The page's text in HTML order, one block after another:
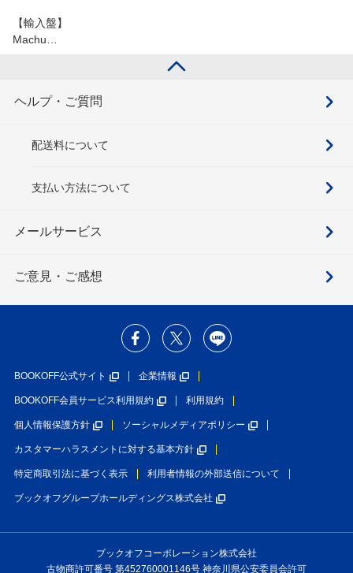
【輸入盤】
Machu…
ヘルプ・ご質問
配送料について
支払い方法について
メールサービス
ご意見・ご感想
BOOKOFF公式サイト 企業情報
BOOKOFF会員サービス利用規約 利用規約
個人情報保護方針 ソーシャルメディアポリシー
カスタマーハラスメントに対する基本方針
特定商取引法に基づく表示 利用者情報の外部送信について
ブックオフグループホールディングス株式会社
ブックオフコーポレーション株式会社
古物商許可番号 第452760001146号 神奈川県公安委員会許可